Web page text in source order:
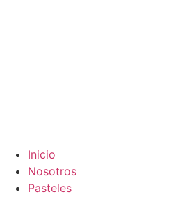
Inicio
Nosotros
Pasteles